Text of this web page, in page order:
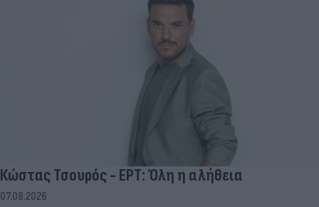
Κώστας Τσουρός - ΕΡΤ: Όλη η αλήθεια
07.08.2026